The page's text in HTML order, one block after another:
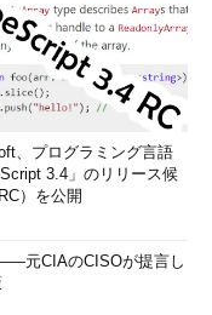
、プログラミング言語
3.4」のリリース候
）を公開
元CIAのCISOが提言し